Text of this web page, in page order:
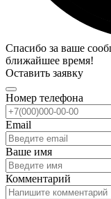
Спасибо за ваше
ближайшее время!
Оставить заявку
Номер телефона
Email
Ваше имя
Комментарий